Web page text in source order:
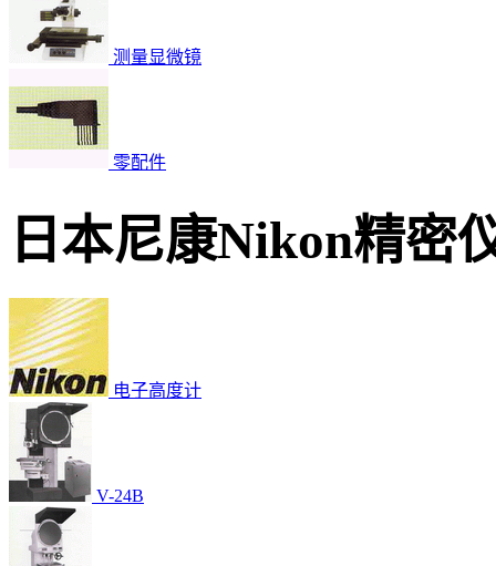
测量显微镜
零配件
日本尼康Nikon精密
电子高度计
V-24B